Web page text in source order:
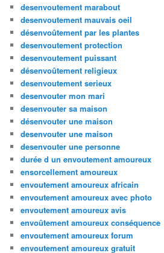
desenvoutement marabout
desenvoutement mauvais oeil
désenvoûtement par les plantes
desenvoutement protection
desenvoutement puissant
désenvoûtement religieux
desenvoutement serieux
desenvouter mon mari
desenvouter sa maison
désenvouter une maison
desenvouter une maison
desenvouter une personne
durée d un envoutement amoureux
ensorcellement amoureux
envoutement amoureux africain
envoutement amoureux avec photo
envoutement amoureux avis
envoûtement amoureux conséquence
envoutement amoureux forum
envoutement amoureux gratuit